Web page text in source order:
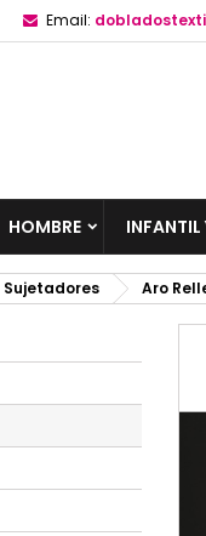
Email:
HOMBRE INFANTIL
Sujetadores Aro